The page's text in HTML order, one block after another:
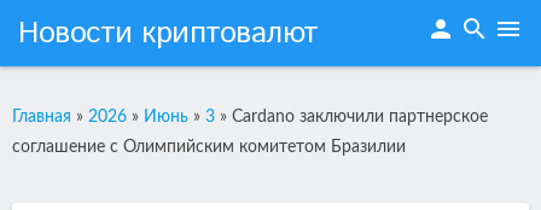
Новости криптовалют person search menu
Главная » 2026 » Июнь » 3 » Cardano заключили партнерское
соглашение с Олимпийским комитетом Бразилии